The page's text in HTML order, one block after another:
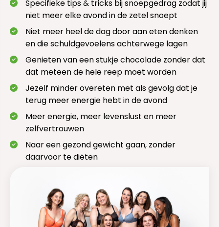
Specifieke tips & tricks bij snoepgedrag zodat jij
niet meer elke avond in de zetel snoept
Niet meer heel de dag door aan eten denken
en die schuldgevoelens achterwege lagen
Genieten van een stukje chocolade zonder dat
dat meteen de hele reep moet worden
Jezelf minder overeten met als gevolg dat je
terug meer energie hebt in de avond
Meer energie, meer levenslust en meer
zelfvertrouwen
Naar een gezond gewicht gaan, zonder
daarvoor te diëten